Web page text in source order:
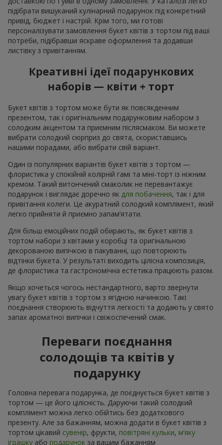
підібрати вишуканий кулінарний подарунок під конкретний
привід, бюджет і настрій. Крім того, ми готові
персоналізувати замовлення букет квітів з тортом під ваші
потреби, підібравши яскраве оформлення та додавши
листівку з привітанням.
Креативні ідеї подарункових
наборів — квіти + торт
Букет квітів з тортом може бути як повсякденним
презентом, так і оригінальним подарунковим набором з
солодким акцентом та приємним післясмаком. Ви можете
вибрати солодкий сюрприз до свята, скориставшись
нашими порадами, або вибрати свій варіант.
Один із популярних варіантів букет квітів з тортом —
флористика у спокійній колірній гамі та міні-торт із ніжним
кремом. Такий витончений смаколик не перевантажує
подарунок і виглядає доречно як для побачення, так і для
привітання колеги. Це акуратний солодкий комплімент, який
легко прийняти й приємно запам’ятати.
Для більш емоційних подій обирають, як букет квітів з
тортом набори з квітами у коробці та оригінальною
декорованою випічкою в пакуванні, що повторюють
відтінки букета. У результаті виходить цілісна композиція,
де флористика та гастрономічна естетика працюють разом.
Якщо хочеться чогось нестандартного, варто звернути
увагу букет квітів з тортом з ягідною начинкою. Такі
поєднання створюють відчуття легкості та додають у свято
запах ароматної випічки і свіжоспечений смак.
Переваги поєднання
солодощів та квітів у
подарунку
Головна перевага подарунка, де поєднується букет квітів з
тортом — це його цілісність. Даруючи такий солодкий
комплімент можна легко обійтись без додаткового
презенту. Але за бажанням, можна додати в букет квітів з
тортом цікавий сувенір, фрукти, повітряні кульки, м’яку
іграшку або подарунок за вашим бажанням